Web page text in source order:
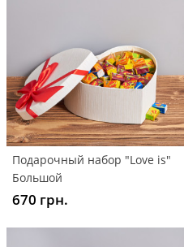
Подарочный набор "Love is"
Большой
670 грн.